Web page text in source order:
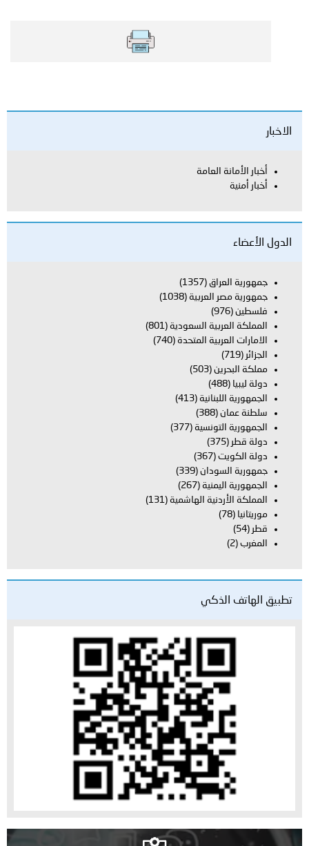
الاخبار
أخبار الأمانة العامة
أخبار أمنية
الدول الأعضاء
جمهورية العراق (1357)
جمهورية مصر العربية (1038)
فلسطين (976)
المملكة العربية السعودية (801)
الامارات العربية المتحدة (740)
الجزائر (719)
مملكة البحرين (503)
دولة ليبيا (488)
الجمهورية اللبنانية (413)
سلطنة عمان (388)
الجمهورية التونسية (377)
دولة قطر (375)
دولة الكويت (367)
جمهورية السودان (339)
الجمهورية اليمنية (267)
المملكة الأردنية الهاشمية (131)
موريتانيا (78)
قطر (54)
المغرب (2)
تطبيق الهاتف الذكي